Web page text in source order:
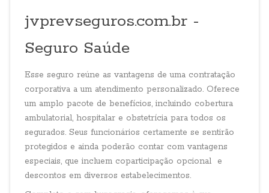
jvprevseguros.com.br -
Seguro Saúde
Esse seguro reúne as vantagens de uma contratação
corporativa a um atendimento personalizado. Oferece
um amplo pacote de benefícios, incluindo cobertura
ambulatorial, hospitalar e obstetrícia para todos os
segurados. Seus funcionários certamente se sentirão
protegidos e ainda poderão contar com vantagens
especiais, que incluem coparticipação opcional e
descontos em diversos estabelecimentos.